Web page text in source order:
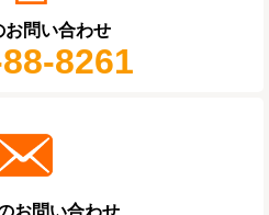
お問い合わせ
8261
お問い合わせ